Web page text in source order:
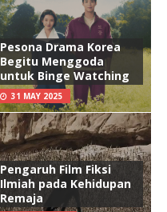
Pesona Drama Korea
Begitu Menggoda
untuk Binge Watching
31 MAY 2025
Pengaruh Film Fiksi
Ilmiah pada Kehidupan
Remaja